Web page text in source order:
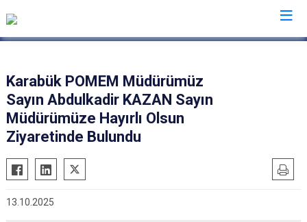
İl Emniyet Müdürlükleri
Karabük POMEM Müdürümüz
Sayın Abdulkadir KAZAN Sayın
Müdürümüze Hayırlı Olsun
Ziyaretinde Bulundu
13.10.2025